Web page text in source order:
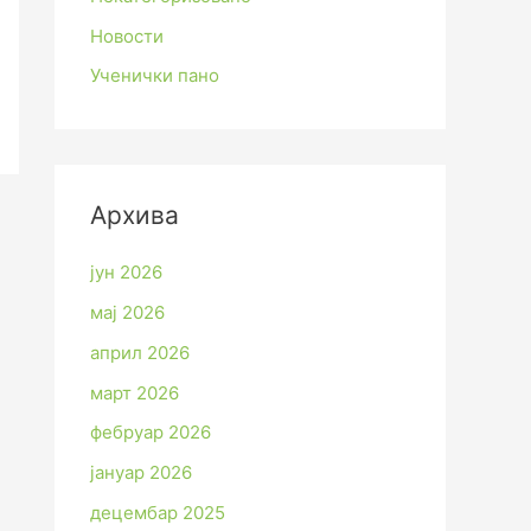
Новости
Ученички пано
Архива
јун 2026
мај 2026
април 2026
март 2026
фебруар 2026
јануар 2026
децембар 2025